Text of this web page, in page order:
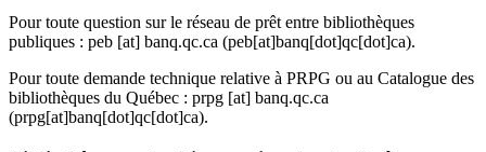
Pour toute question sur le réseau de prêt entre bibliothèques
publiques : peb [at] banq.qc.ca (peb[at]banq[dot]qc[dot]ca).
Pour toute demande technique relative à PRPG ou au Catalogue des
bibliothèques du Québec : prpg [at] banq.qc.ca
(prpg[at]banq[dot]qc[dot]ca).